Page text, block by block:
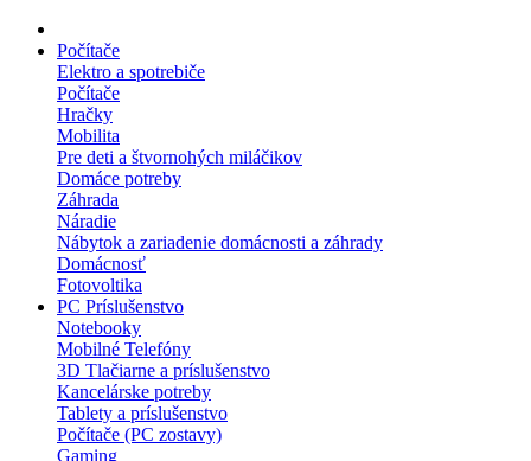
Počítače
Elektro a spotrebiče
Počítače
Hračky
Mobilita
Pre deti a štvornohých miláčikov
Domáce potreby
Záhrada
Náradie
Nábytok a zariadenie domácnosti a záhrady
Domácnosť
Fotovoltika
PC Príslušenstvo
Notebooky
Mobilné Telefóny
3D Tlačiarne a príslušenstvo
Kancelárske potreby
Tablety a príslušenstvo
Počítače (PC zostavy)
Gaming